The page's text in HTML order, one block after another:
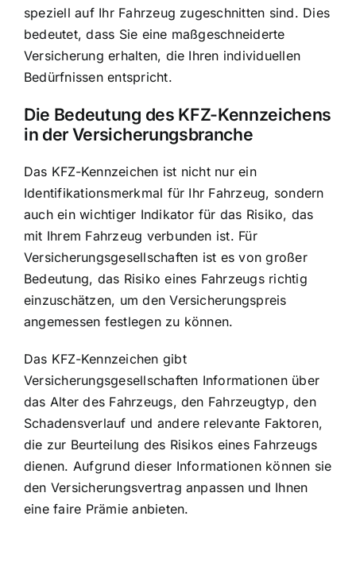
speziell auf Ihr Fahrzeug zugeschnitten sind. Dies
bedeutet, dass Sie eine maßgeschneiderte
Versicherung erhalten, die Ihren individuellen
Bedürfnissen entspricht.
Die Bedeutung des KFZ-Kennzeichens
in der Versicherungsbranche
Das KFZ-Kennzeichen ist nicht nur ein
Identifikationsmerkmal für Ihr Fahrzeug, sondern
auch ein wichtiger Indikator für das Risiko, das
mit Ihrem Fahrzeug verbunden ist. Für
Versicherungsgesellschaften ist es von großer
Bedeutung, das Risiko eines Fahrzeugs richtig
einzuschätzen, um den Versicherungspreis
angemessen festlegen zu können.
Das KFZ-Kennzeichen gibt
Versicherungsgesellschaften Informationen über
das Alter des Fahrzeugs, den Fahrzeugtyp, den
Schadensverlauf und andere relevante Faktoren,
die zur Beurteilung des Risikos eines Fahrzeugs
dienen. Aufgrund dieser Informationen können sie
den Versicherungsvertrag anpassen und Ihnen
eine faire Prämie anbieten.